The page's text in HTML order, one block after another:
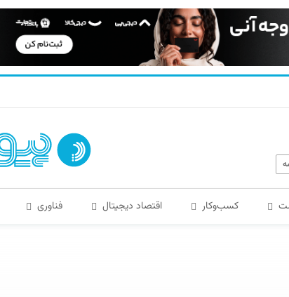
کسب‌و‌کار اقتصاد دیجیتال فناوری